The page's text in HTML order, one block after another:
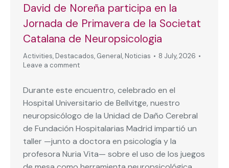
David de Noreña participa en la
Jornada de Primavera de la Societat
Catalana de Neuropsicologia
Activities, Destacados, General, Noticias
8 July, 2026
Leave a comment
Durante este encuentro, celebrado en el
Hospital Universitario de Bellvitge, nuestro
neuropsicólogo de la Unidad de Daño Cerebral
de Fundación Hospitalarias Madrid impartió un
taller —junto a doctora en psicología y la
profesora Nuria Vita— sobre el uso de los juegos